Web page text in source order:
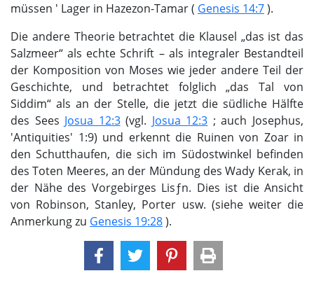
müssen ' Lager in Hazezon-Tamar ( Genesis 14:7).
Die andere Theorie betrachtet die Klausel „das ist das
Salzmeer“ als echte Schrift – als integraler Bestandteil
der Komposition von Moses wie jeder andere Teil der
Geschichte, und betrachtet folglich „das Tal von
Siddim“ als an der Stelle, die jetzt die südliche Hälfte
des Sees Josua 12:3(vgl. Josua 12:3 ; auch Josephus,
'Antiquities' 1:9) und erkennt die Ruinen von Zoar in
den Schutthaufen, die sich im Südostwinkel befinden
des Toten Meeres, an der Mündung des Wady Kerak, in
der Nähe des Vorgebirges Lisƒn. Dies ist die Ansicht
von Robinson, Stanley, Porter usw. (siehe weiter die
Anmerkung zu Genesis 19:28).